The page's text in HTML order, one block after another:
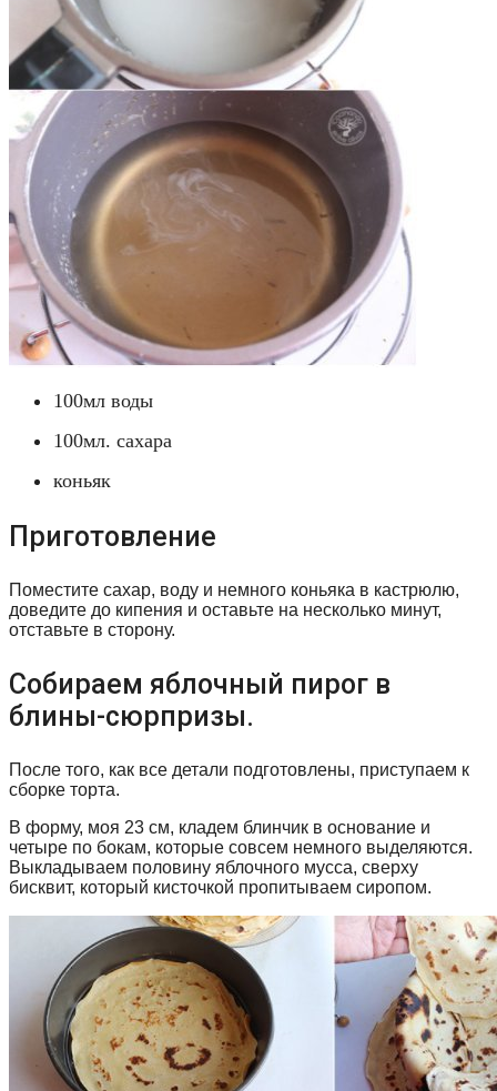
100мл воды
100мл. сахара
коньяк
Приготовление
Поместите сахар, воду и немного коньяка в кастрюлю,
доведите до кипения и оставьте на несколько минут,
отставьте в сторону.
Собираем яблочный пирог в
блины-сюрпризы.
После того, как все детали подготовлены, приступаем к
сборке торта.
В форму, моя 23 см, кладем блинчик в основание и
четыре по бокам, которые совсем немного выделяются.
Выкладываем половину яблочного мусса, сверху
бисквит, который кисточкой пропитываем сиропом.